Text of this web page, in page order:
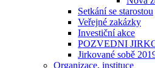
Setkání se starostou
Veřejné zakázky
Investiční akce
POZVEDNI
Jirkované sobě
Organizace, instituce